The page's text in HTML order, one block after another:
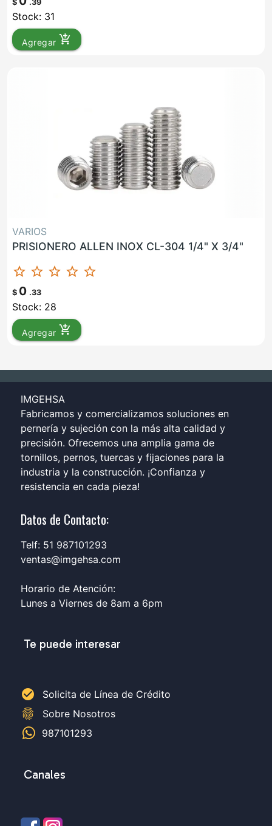
$ .39
Stock: 31
Agregar add_shopping_cart
VARIOS
PRISIONERO ALLEN INOX CL-304 1/4" X 3/4"
star_border star_border star_border star_border star_border
$ 0 .33
Stock: 28
Agregar add_shopping_cart
IMGEHSA
Fabricamos y comercializamos soluciones en
pernería y sujeción con la más alta calidad y
precisión. Ofrecemos una amplia gama de
tornillos, pernos, tuercas y fijaciones para la
industria y la construcción. ¡Confianza y
resistencia en cada pieza!
Datos de Contacto:
Telf: 51 987101293
ventas@imgehsa.com
Horario de Atención:
Lunes a Viernes de 8am a 6pm
Te puede interesar
check_circle Solicita de Línea de Crédito
fingerprint
Sobre Nosotros
987101293
Canales